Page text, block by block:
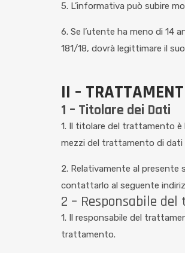
5. L’informativa può subire
6. Se l’utente ha meno di 14
181/18, dovrà legittimare il
II –
1 – Titolare dei Dati
1. Il titolare del trattamento è
mezzi del trattamento di dati
2. Relativamente al
contattarlo al seguente
2 – Responsabile
1. Il responsabile del
trattamento.